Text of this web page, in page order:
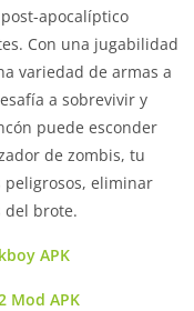
apocalíptico
Con una jugabilidad
variedad de armas a
a sobrevivir y
puede esconder
de zombis, tu
peligrosos, eliminar
del brote.
APK
Mod APK